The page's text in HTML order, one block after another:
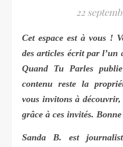
22
Cet espace est à vous ! Vous pourrez retrouver
des articles écrit par l’un
Quand Tu Parles
contenu reste la
vous invitons à
grâce à ces invités.
Sanda B. est